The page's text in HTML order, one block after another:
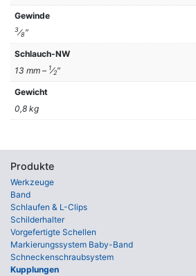
Gewinde
3⁄8″
Schlauch-NW
13 mm – 1⁄2″
Gewicht
0,8 kg
Produkte
Werkzeuge
Band
Schlaufen & L-Clips
Schilderhalter
Vorgefertigte Schellen
Markierungssystem Baby-Band
Schneckenschraubsystem
Kupplungen